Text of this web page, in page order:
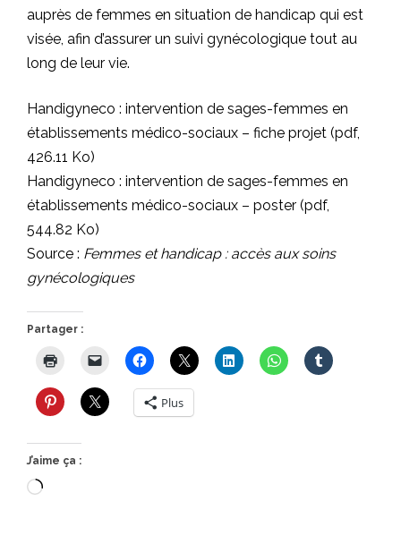
auprès de femmes en situation de handicap qui est
visée, afin d’assurer un suivi gynécologique tout au
long de leur vie.
Handigyneco : intervention de sages-femmes en
établissements médico-sociaux – fiche projet (pdf,
426.11 Ko)
Handigyneco : intervention de sages-femmes en
établissements médico-sociaux – poster (pdf,
544.82 Ko)
Source : Femmes et handicap : accès aux soins
gynécologiques
Partager :
Plus
J’aime ça :
Chargement…